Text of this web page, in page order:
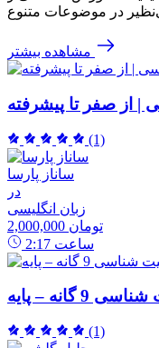
مشاهده بیشتر
از صفر تا پیشرفته
(1)
ساناز پارسا
در
زبان انگلیسی
2,000,000 تومان
2:17 ساعت
– پایه
(1)